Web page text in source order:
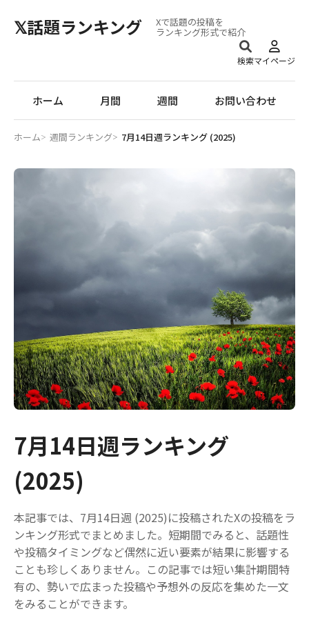
𝕏話題ランキング Xで話題の投稿を
ランキング形式で紹介
検索マイページ
ホーム 月間 週間 お問い合わせ
ホーム 週間ランキング 7月14日週ランキング (2025)
7月14日週ランキング
(2025)
本記事では、7月14日週 (2025)に投稿されたXの投稿をラ
ンキング形式でまとめました。短期間でみると、話題性
や投稿タイミングなど偶然に近い要素が結果に影響する
ことも珍しくありません。この記事では短い集計期間特
有の、勢いで広まった投稿や予想外の反応を集めた一文
をみることができます。